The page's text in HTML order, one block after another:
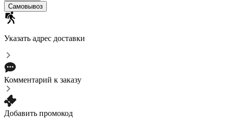
Самовывоз
Указать адрес доставки
Комментарий к заказу
Добавить промокод